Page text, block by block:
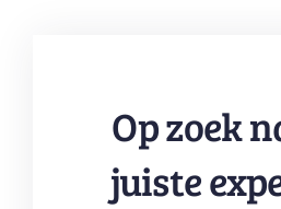
Op zoek
juiste